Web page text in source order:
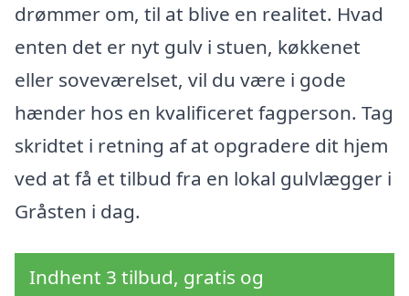
drømmer om, til at blive en realitet. Hvad
enten det er nyt gulv i stuen, køkkenet
eller soveværelset, vil du være i gode
hænder hos en kvalificeret fagperson. Tag
skridtet i retning af at opgradere dit hjem
ved at få et tilbud fra en lokal gulvlægger i
Gråsten i dag.
Indhent 3 tilbud, gratis og